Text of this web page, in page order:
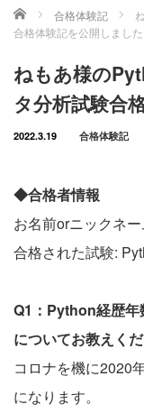
ホーム 合格体験記
合格体験記を公開しました
ねもあ様の
タ分析試験合
2022.3.19 合格体験記
◆合格者情報
お名前orニックネ
合格された試験:
Q1：Python経歴
についてお教えくだ
コロナを機に2020
になります。